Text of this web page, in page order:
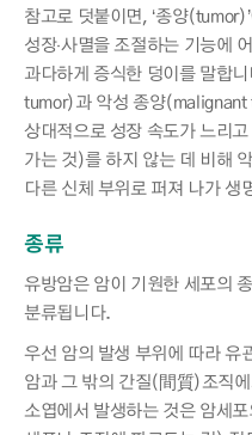
참고로 덧붙이면, ‘종양
성장‧사멸을 조절하는 기능에
과다하게 증식한 덩이를 말합
tumor)과 악성 종양
상대적으로 성장 속도가 느리
가는 것)를 하지 않는 데 비해
다른 신체 부위로 퍼져 나가
종류
유방암은 암이 기원한 세포의
분류됩니다.
우선 암의 발생 부위에 따라 유
암과 그 밖의 간질(間質)조직
소엽에서 발생하는 것은 암세